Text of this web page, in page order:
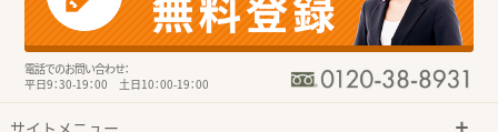
電話でのお問い合わせ：
平日9：30-19：00 土日10：00-19：00
サイトメニュー